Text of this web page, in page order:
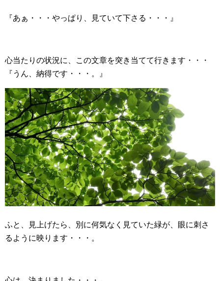
『あぁ・・・やっぱり、見ていて下さる・・・』
心当たりの状況に、この文章を突き当てて行きます・・・
『うん、納得です・・・。』
ふと、見上げたら、別に何気なく見ていた緑が、眼に刺さ
るように映ります・・・。